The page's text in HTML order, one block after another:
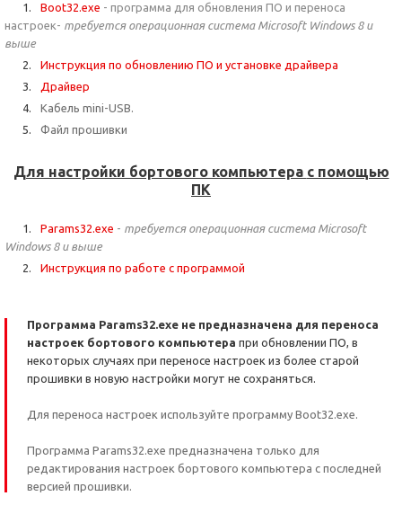
Boot32.exe - программа для обновления ПО и переноса
настроек- требуется операционная система Microsoft Windows 8 и
выше
Инструкция по обновлению ПО и установке драйвера
Драйвер
Кабель mini-USB.
Файл прошивки
Для настройки бортового компьютера с помощью
ПК
Params32.exe - требуется операционная система Microsoft
Windows 8 и выше
Инструкция по работе с программой
Программа Params32.exe не предназначена для переноса
настроек бортового компьютера при обновлении ПО, в
некоторых случаях при переносе настроек из более старой
прошивки в новую настройки могут не сохраняться.
Для переноса настроек используйте программу Boot32.exe.
Программа Params32.exe предназначена только для
редактирования настроек бортового компьютера с последней
версией прошивки.